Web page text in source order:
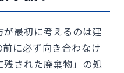
最初に考えるのは建
に必ず向き合わなけ
された廃棄物」の処